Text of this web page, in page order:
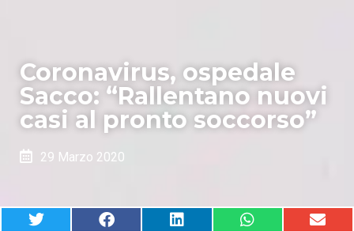
Coronavirus, ospedale
Sacco: “Rallentano nuovi
casi al pronto soccorso”
29 Marzo 2020